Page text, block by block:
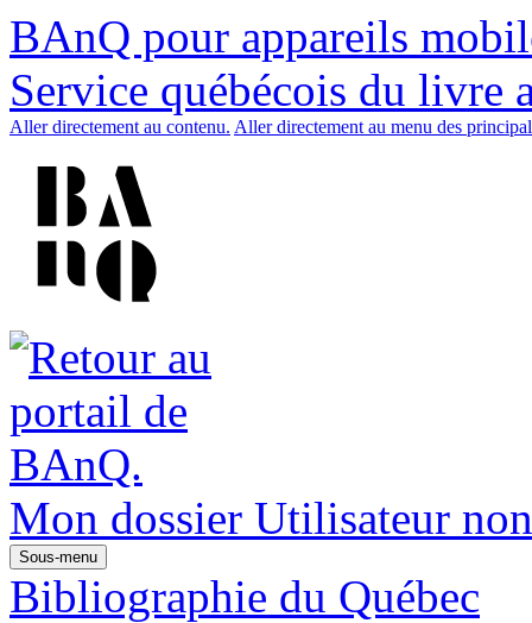
BAnQ pour appareils
Service québécois du livre
Aller directement au contenu. Aller directement au menu des
Mon dossier Utilisateur
Sous-menu
Bibliographie du Québec